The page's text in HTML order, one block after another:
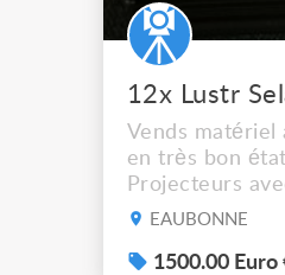
Vends matériel
en très bon
Projecteurs
de filtre filtre
system – seven
EAUBONNE
1500.00 Euro